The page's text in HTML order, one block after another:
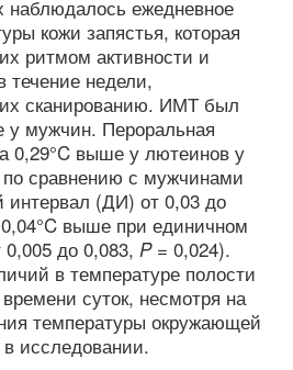
ежедневное
кожи запястья, которая
ритмом активности и
течение недели,
сканированию. ИМТ был
у мужчин. Пероральная
0,29°C выше у лютеинов у
сравнению с мужчинами
интервал (ДИ) от 0,03 до
выше при единичном
до 0,083, P= 0,024).
в температуре полости
суток, несмотря на
температуры окружающей
исследовании.